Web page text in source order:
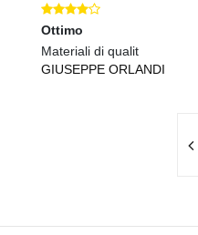
Ottimo
Materiali di qualit
GIUSEPPE ORLANDI